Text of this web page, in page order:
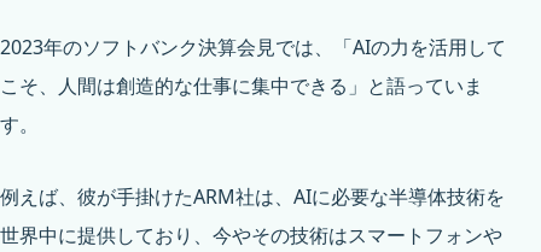
2023年のソフトバンク決算会見では、「AIの力を活用して
こそ、人間は創造的な仕事に集中できる」と語っていま
す。
例えば、彼が手掛けたARM社は、AIに必要な半導体技術を
世界中に提供しており、今やその技術はスマートフォンや